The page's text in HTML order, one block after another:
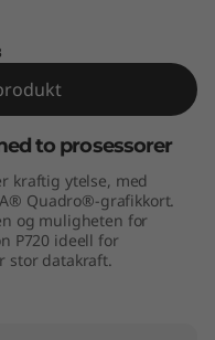
to prosessorer
kraftig ytelse, med
Quadro®-grafikkort.
og muligheten for
P720 ideell for
stor datakraft.